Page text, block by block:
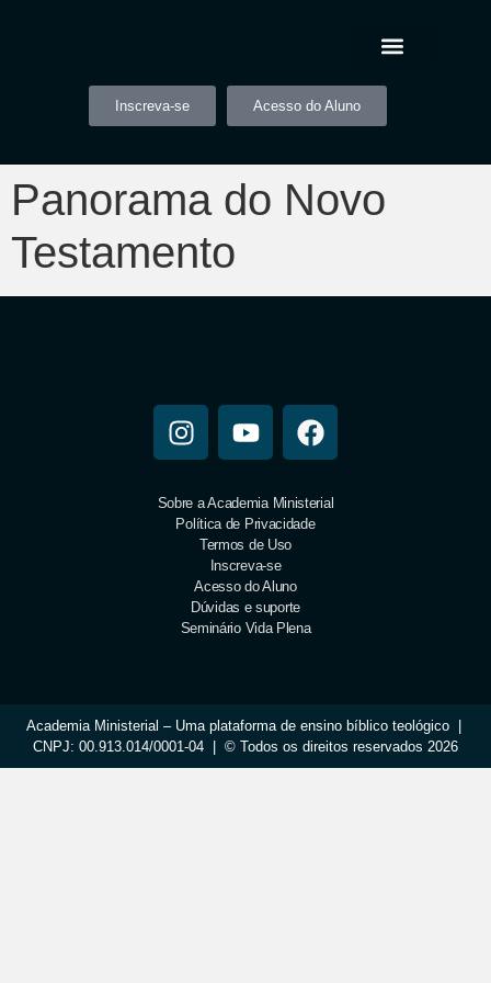
Inscreva-se Acesso do Aluno
Panorama do Novo
Testamento
Sobre a Academia Ministerial
Política de Privacidade
Termos de Uso
Inscreva-se
Acesso do Aluno
Dúvidas e suporte
Seminário Vida Plena
Academia Ministerial – Uma plataforma de ensino bíblico teológico |
CNPJ: 00.913.014/0001-04 | © Todos os direitos reservados 2026